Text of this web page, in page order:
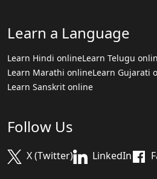
Learn a Language
Learn Hindi onlineLearn Telugu
Learn Marathi onlineLearn Gujarati
Learn Sanskrit online
Follow Us
X (Twitter) LinkedIn